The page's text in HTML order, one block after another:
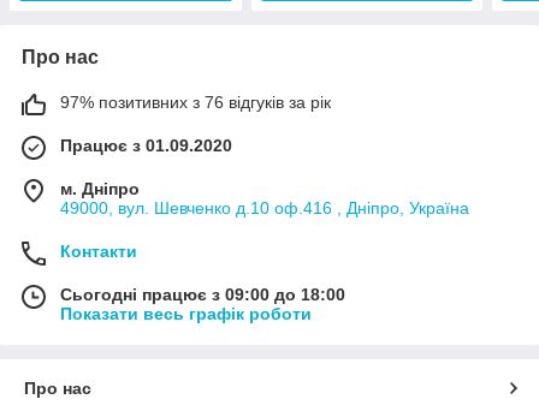
Про нас
97% позитивних з 76 відгуків за рік
Працює з 01.09.2020
м. Дніпро
49000, вул. Шевченко д.10 оф.416 , Дніпро, Україна
Контакти
Сьогодні працює з 09:00 до 18:00
Показати весь графік роботи
Про нас